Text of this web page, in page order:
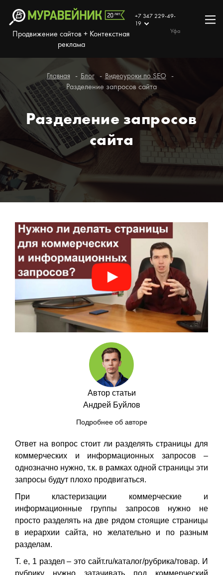
Продвижение сайтов + Контекстная
реклама
+7 347 229-49-
19
Уфа
Главная Блог Видеоуроки по SEO
Разделение запросов сайта
Разделение запросов
сайта
Автор статьи
Андрей Буйлов
Подробнее об авторе
Ответ на вопрос стоит ли разделять страницы для
коммерческих и информационных запросов –
однозначно нужно, т.к. в рамках одной страницы эти
запросы будут плохо продвигаться.
При кластеризации коммерческие и
информационные группы запросов нужно не
просто разделять на две рядом стоящие страницы
в иерархии сайта, но желательно и по разным
разделам.
Т. е, 1 раздел – это сайт.ru/каталог/рубрика/товар. И
рубрику нужно затачивать под коммерческий